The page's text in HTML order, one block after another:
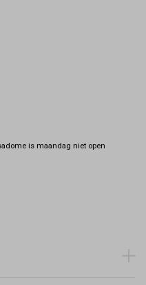
is maandag niet open